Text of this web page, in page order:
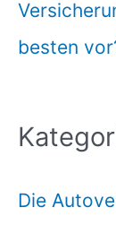
besten
Die